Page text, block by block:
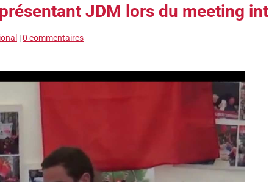
JDM lors du meeting
|0 commentaires